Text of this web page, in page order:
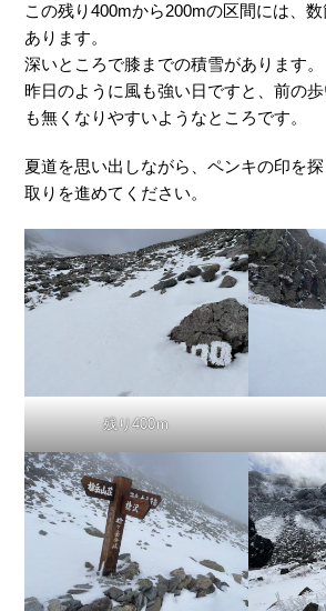
この残り400mから200mの区間には、
あります。
深いところで膝までの積雪があります。
昨日のように風も強い日ですと、前の
も無くなりやすいようなところです。
夏道を思い出しながら、ペンキの印を
取りを進めてください。
残り400ｍ